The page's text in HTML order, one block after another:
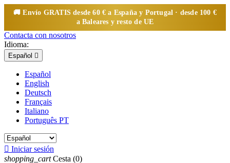
🚚 Envío GRATISdesde 60 € a España y Portugal · desde 100 €
a Baleares y resto de UE
Contacta con nosotros
Idioma:
Español 
Español
English
Deutsch
Français
Italiano
Português PT
 Iniciar sesión
shopping_cart Cesta (0)